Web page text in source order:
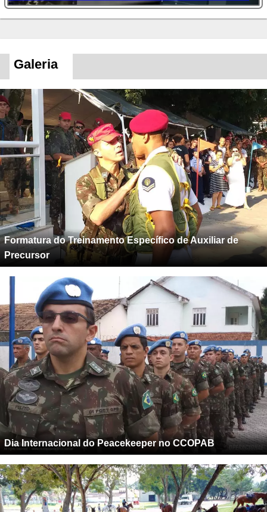
Galeria
Formatura do Treinamento Específico de Auxiliar de
Precursor
Dia Internacional do Peacekeeper no CCOPAB